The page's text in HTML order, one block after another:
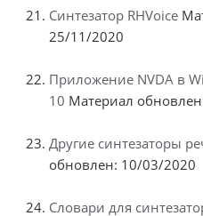
Синтезатор RHVoice
25/11/2020
Приложение NVDA в
10 Материал
Другие синтезаторы
обновлен: 10/03/2020
Словари для